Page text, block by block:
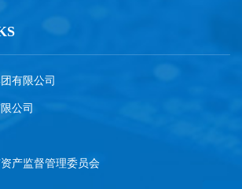
有限公司
公司
产监督管理委员会